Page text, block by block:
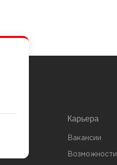
Карьера
Вакансии
Возможности